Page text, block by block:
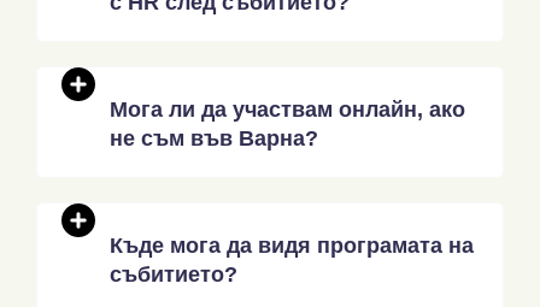
Мога ли да участвам онлайн, ако
не съм във Варна?
Къде мога да видя програмата на
събитието?